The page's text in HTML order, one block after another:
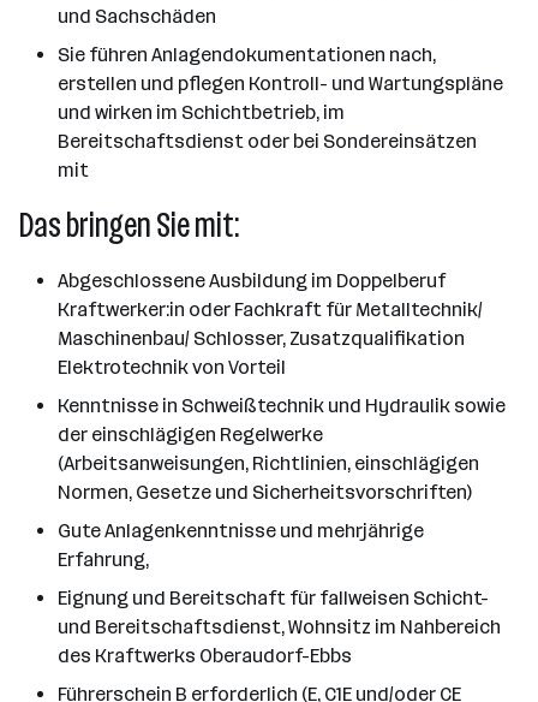
und Sachschäden
Sie führen Anlagendokumentationen nach,
erstellen und pflegen Kontroll- und Wartungspläne
und wirken im Schichtbetrieb, im
Bereitschaftsdienst oder bei Sondereinsätzen
mit
Das bringen Sie mit:
Abgeschlossene Ausbildung im Doppelberuf
Kraftwerker:in oder Fachkraft für Metalltechnik/
Maschinenbau/ Schlosser, Zusatzqualifikation
Elektrotechnik von Vorteil
Kenntnisse in Schweißtechnik und Hydraulik sowie
der einschlägigen Regelwerke
(Arbeitsanweisungen, Richtlinien, einschlägigen
Normen, Gesetze und Sicherheitsvorschriften)
Gute Anlagenkenntnisse und mehrjährige
Erfahrung,
Eignung und Bereitschaft für fallweisen Schicht-
und Bereitschaftsdienst, Wohnsitz im Nahbereich
des Kraftwerks Oberaudorf-Ebbs
Führerschein B erforderlich (E, C1E und/oder CE